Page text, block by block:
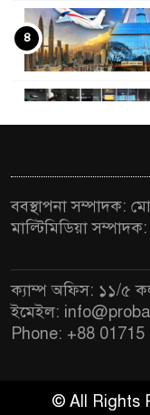
৪
৬
৭
ববস্থাপনা সম্পাদক:
মাল্টিমিডিয়া
ক্যাম্প অফিস: ১১/৫
ইমেইল:
Phone: +88 01715
© All Rights